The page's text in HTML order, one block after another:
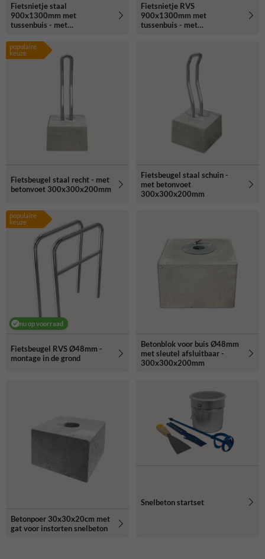
Fietsnietje staal
900x1300mm met
tussenbuis - met
Fietsnietje RVS
900x1300mm met
tussenbuis - met
populaire
keuze
Fietsbeugel staal recht - met
betonvoet 300x300x200mm
Fietsbeugel staal schuin -
met betonvoet
300x300x200mm
populaire
keuze
nu op voorraad
Fietsbeugel RVS Ø48mm -
montage in de grond
Betonblok voor buis Ø48mm
met sleutel afsluitbaar -
300x300x200mm
Betonpoer 30x30x20cm met
gat voor instorten snelbeton
Snelbeton startset